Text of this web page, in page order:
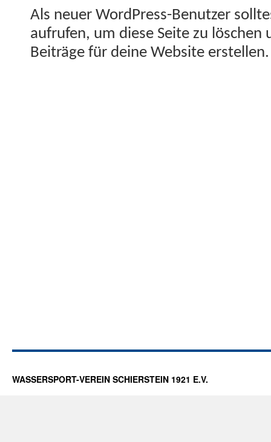
Als neuer Word­Press-Benutzer
aufrufen, um diese Seite zu löschen
Beiträge für deine Web­site
WASSERSPORT-VEREIN SCHIERSTEIN 1921 E.V.